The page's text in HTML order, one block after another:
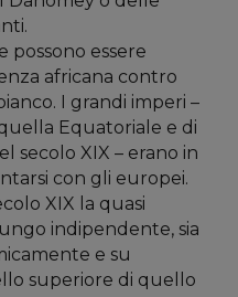
possono essere
africana contro
I grandi imperi –
Equatoriale e di
secolo XIX – erano in
con gli europei.
XIX la quasi
indipendente, sia
e su
superiore di quello